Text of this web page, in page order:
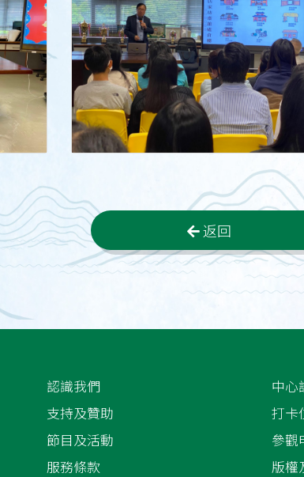
返回
認識我們
支持及贊助
節目及活動
服務條款
中心
打卡
參觀
版權